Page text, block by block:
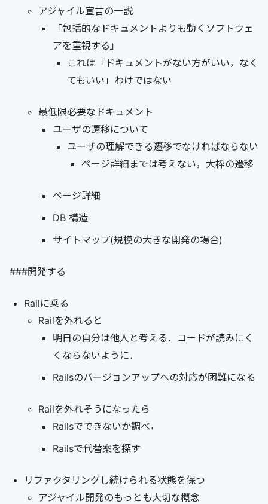
アジャイル宣言の一説
「包括的なドキュメントよりも動くソフトウェ
アを重視する」
これは「ドキュメントがない方がいい，なく
てもいい」わけではない
最低限必要なドキュメント
ユーザの遷移について
ユーザの理解できる遷移でなければならない
ページ詳細までは考えない，大枠の遷移
ページ詳細
DB 構造
サイトマップ(規模の大きな開発の場合)
###開発する
Railに乗る
Railを外れると
明日の自分は他人と考える．コードが読みにく
くならないように．
Railsのバージョンアップへの対応が困難になる
Railを外れそうになったら
Railsでできないか調べ，
Railsで代替案を探す
リファクタリングし続けられる状態を保つ
アジャイル開発のもっとも大切な概念